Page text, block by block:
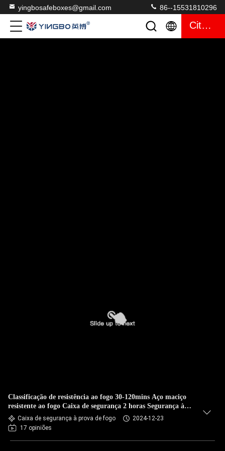
yingbosafeboxes@gmail.com 86--15531810296
Citações
Classificação de resistência ao fogo 30-120mins Aço maciço
resistente ao fogo Caixa de segurança 2 horas Segurança à
prova de fogo
Caixa de segurança à prova de fogo
2024-12-23
17 opiniões